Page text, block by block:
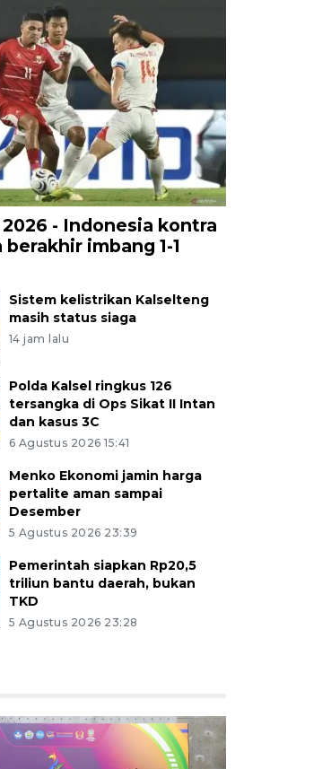
2026 - Indonesia kontra
berakhir imbang 1-1
Sistem kelistrikan Kalselteng
masih status siaga
14 jam lalu
Polda Kalsel ringkus 126
tersangka di Ops Sikat II Intan
dan kasus 3C
6 Agustus 2026 15:41
Menko Ekonomi jamin harga
pertalite aman sampai
Desember
5 Agustus 2026 23:39
Pemerintah siapkan Rp20,5
triliun bantu daerah, bukan
TKD
5 Agustus 2026 23:28